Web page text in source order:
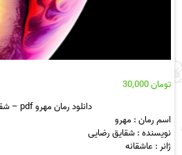
تومان30,000
دانلود رمان مهرو pdf – شقایق رضایی
اسم رمان : مهرو
نویسنده : شقایق رضایی
ژانر : عاشقانه